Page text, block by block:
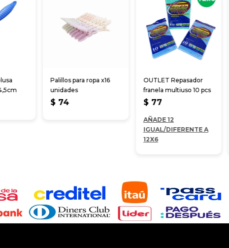
Palillos para ropa x16
unidades
$ 74
OUTLET Repasador
franela multiuso 10 pcs
$ 77
AÑADE 12
IGUAL/DIFERENTE A
12X6